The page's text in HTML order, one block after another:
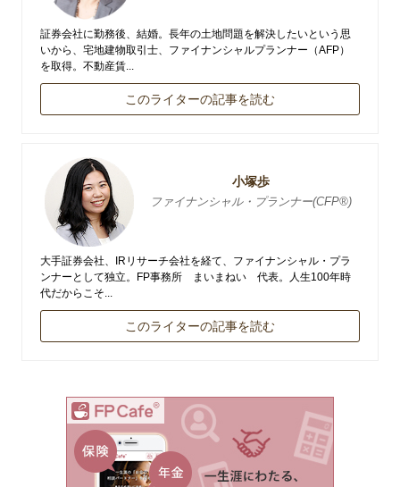
証券会社に勤務後、結婚。長年の土地問題を解決したいという思
いから、宅地建物取引士、ファイナンシャルプランナー（AFP）
を取得。不動産賃...
このライターの記事を読む
小塚歩
ファイナンシャル・プランナー(CFP®)
大手証券会社、IRリサーチ会社を経て、ファイナンシャル・プラ
ンナーとして独立。FP事務所 まいまねい 代表。人生100年時
代だからこそ...
このライターの記事を読む